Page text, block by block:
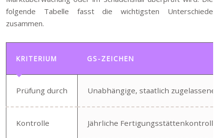
folgende Tabelle fasst die wichtigsten Unterschiede
zusammen.
KRITERIUM GS-ZEICHEN
Prüfung durch Unabhängige, staatlich zugelassene
Kontrolle Jährliche Fertigungsstättenkontrolle